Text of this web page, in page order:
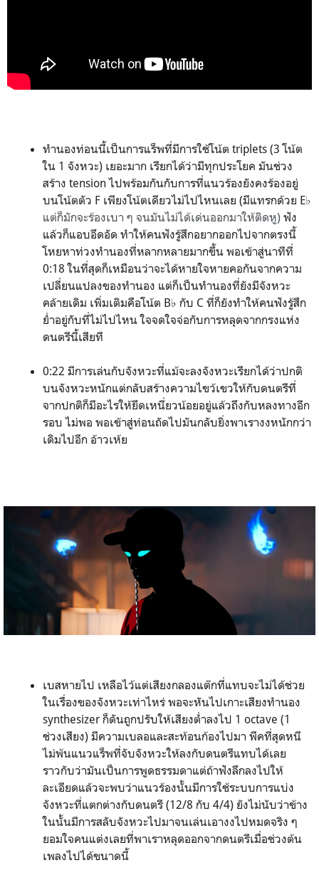
ทำนองท่อนนี้เป็นการแร็พที่มีการใช้โน้ต triplets (3 โน้ต
ใน 1 จังหวะ) เยอะมาก เรียกได้ว่ามีทุกประโยค มันช่วง
สร้าง tension ไปพร้อมกันกับการที่แนวร้องยังคงร้องอยู่
บนโน้ตตัว F เพียงโน้ตเดียวไม่ไปไหนเลย (มีแทรกด้วย E♭
แต่ก็มักจะร้องเบา ๆ จนมันไม่ได้เด่นออกมาให้ติดหู) ฟัง
แล้วก็แอบอึดอัด ทำให้คนฟังรู้สึกอยากออกไปจากตรงนี้
โหยหาท่วงทำนองที่หลากหลายมากขึ้น พอเข้าสู่นาทีที่
0:18 ในที่สุดก็เหมือนว่าจะได้หายใจหายคอกันจากความ
เปลี่ยนแปลงของทำนอง แต่ก็เป็นทำนองที่ยังมีจังหวะ
คล้ายเดิม เพิ่มเติมคือโน้ต B♭ กับ C ที่ก็ยังทำให้คนฟังรู้สึก
ย่ำอยู่กับที่ไม่ไปไหน ใจจดใจจ่อกับการหลุดจากกรงแห่ง
ดนตรีนี้เสียที
0:22 มีการเล่นกับจังหวะที่แม้จะลงจังหวะเรียกได้ว่าปกติ
บนจังหวะหนักแต่กลับสร้างความไขว้เขวให้กับดนตรีที่
จากปกติก็มีอะไรให้ยึดเหนี่ยวน้อยอยู่แล้วถึงกับหลงทางอีก
รอบ ไม่พอ พอเข้าสู่ท่อนถัดไปมันกลับยิ่งพาเรางงหนักกว่า
เดิมไปอีก อ้าวเห้ย
เบสหายไป เหลือไว้แต่เสียงกลองแต๊กที่แทบจะไม่ได้ช่วย
ในเรื่องของจังหวะเท่าไหร่ พอจะหันไปเกาะเสียงทำนอง
synthesizer ก็ดันถูกปรับให้เสียงต่ำลงไป 1 octave (1
ช่วงเสียง) มีความเบลอและสะท้อนก้องไปมา พีคที่สุดหนี
ไม่พ้นแนวแร็พที่จับจังหวะให้ลงกับดนตรีแทบได้เลย
ราวกับว่ามันเป็นการพูดธรรมดาแต่ถ้าฟังลึกลงไปให้
ละเอียดแล้วจะพบว่าแนวร้องนั้นมีการใช้ระบบการแบ่ง
จังหวะที่แตกต่างกับดนตรี (12/8 กับ 4/4) ยังไม่นับว่าข้าง
ในนั้นมีการสลับจังหวะไปมาจนเล่นเอางงไปหมดจริง ๆ
ยอมใจคนแต่งเลยที่พาเราหลุดออกจากดนตรีเมื่อช่วงต้น
เพลงไปได้ขนาดนี้